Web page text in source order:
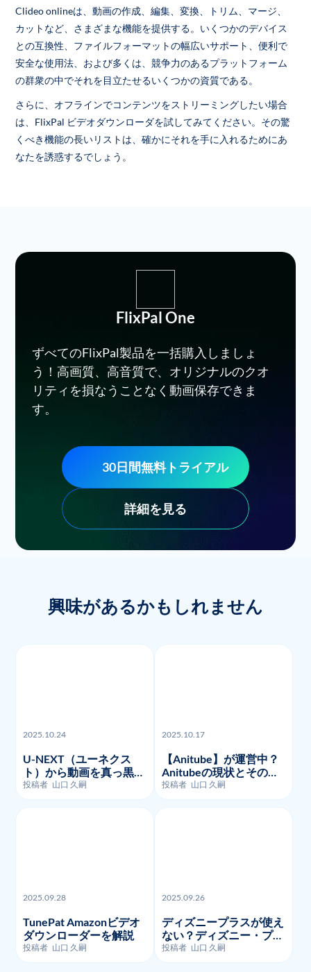
Clideo onlineは、動画の作成、編集、変換、トリム、マージ、
カットなど、さまざまな機能を提供する。いくつかのデバイス
との互換性、ファイルフォーマットの幅広いサポート、便利で
安全な使用法、および多くは、競争力のあるプラットフォーム
の群衆の中でそれを目立たせるいくつかの資質である。
さらに、オフラインでコンテンツをストリーミングしたい場合
は、FlixPal ビデオダウンローダを試してみてください。その驚
くべき機能の長いリストは、確かにそれを手に入れるためにあ
なたを誘惑するでしょう。
FlixPal One
ずべてのFlixPal製品を一括購入しましょ
う！高画質、高音質で、オリジナルのクオ
リティを損なうことなく動画保存できま
す。
30日間無料トライアル
詳細を見る
興味があるかもしれません
2025.10.24
U-NEXT（ユーネクス
ト）から動画を真っ黒な
く画面録画・ダウンロー
ドする方法を徹底的に解
説
投稿者 山口 久嗣
2025.10.17
【Anitube】が運営中？
Anitubeの現状とその代
わりに利用できるサイト
を紹介
投稿者 山口 久嗣
2025.09.28
TunePat Amazonビデオ
ダウンローダーを解説
投稿者 山口 久嗣
2025.09.26
ディズニープラスが使え
ない？ディズニー・プラ
スのよくあるエラーコー
ドとそのトラブルシュー
投稿者 山口 久嗣